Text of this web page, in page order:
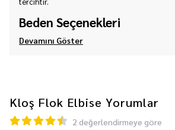
Beden Seçenekleri
Devamını Göster
Kloş Flok Elbise Yorumlar
2 değerlendirmeye göre